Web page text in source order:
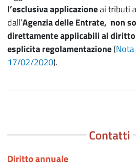
l’esclusiva applicazioneai tributi
dall’Agenzia delle Entrate, non
direttamente applicabili al diritto
esplicita regolamentazione(
17/02/2020).
Contatti
Diritto annuale